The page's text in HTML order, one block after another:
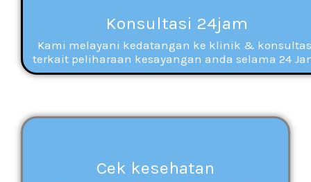
Konsultasi 24jam
Kami melayani kedatangan ke klinik &
terkait peliharaan kesayangan anda selama 24
Cek kesehatan